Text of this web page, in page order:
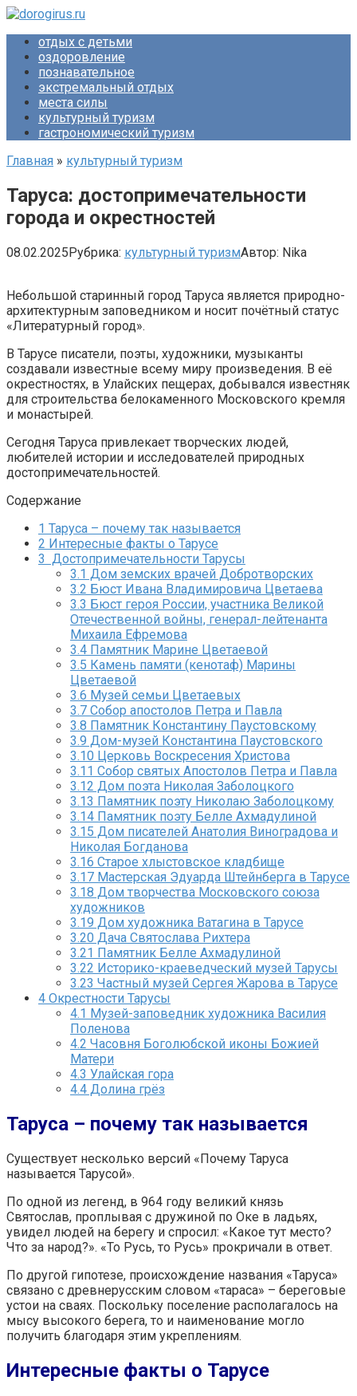
Перейти
контентуотдых с детьми
оздоровление
познавательное
экстремальный отдых
места силы
культурный туризм
гастрономический туризм
Главная » культурный туризм
Таруса: достопримечательности
города и окрестностей
08.02.2025Рубрика: культурный туризмАвтор: Nika
Небольшой старинный город Таруса является природно-
архитектурным заповедником и носит почётный статус
«Литературный город».
В Тарусе писатели, поэты, художники, музыканты
создавали известные всему миру произведения. В её
окрестностях, в Улайских пещерах, добывался известняк
для строительства белокаменного Московского кремля
и монастырей.
Сегодня Таруса привлекает творческих людей,
любителей истории и исследователей природных
достопримечательностей.
Содержание
1 Таруса – почему так называется
2 Интересные факты о Тарусе
3 Достопримечательности Тарусы
3.1 Дом земских врачей Добротворских
3.2 Бюст Ивана Владимировича Цветаева
3.3 Бюст героя России, участника Великой
Отечественной войны, генерал-лейтенанта
Михаила Ефремова
3.4 Памятник Марине Цветаевой
3.5 Камень памяти (кенотаф) Марины
Цветаевой
3.6 Музей семьи Цветаевых
3.7 Собор апостолов Петра и Павла
3.8 Памятник Константину Паустовскому
3.9 Дом-музей Константина Паустовского
3.10 Церковь Воскресения Христова
3.11 Собор святых Апостолов Петра и Павла
3.12 Дом поэта Николая Заболоцкого
3.13 Памятник поэту Николаю Заболоцкому
3.14 Памятник поэту Белле Ахмадулиной
3.15 Дом писателей Анатолия Виноградова и
Николая Богданова
3.16 Старое хлыстовское кладбище
3.17 Мастерская Эдуарда Штейнберга в Тарусе
3.18 Дом творчества Московского союза
художников
3.19 Дом художника Ватагина в Тарусе
3.20 Дача Святослава Рихтера
3.21 Памятник Белле Ахмадулиной
3.22 Историко-краеведческий музей Тарусы
3.23 Частный музей Сергея Жарова в Тарусе
4 Окрестности Тарусы
4.1 Музей-заповедник художника Василия
Поленова
4.2 Часовня Боголюбской иконы Божией
Матери
4.3 Улайская гора
4.4 Долина грёз
Таруса – почему так называется
Существует несколько версий «Почему Таруса
называется Тарусой».
По одной из легенд, в 964 году великий князь
Святослав, проплывая с дружиной по Оке в ладьях,
увидел людей на берегу и спросил: «Какое тут место?
Что за народ?». «То Русь, то Русь» прокричали в ответ.
По другой гипотезе, происхождение названия «Таруса»
связано с древнерусским словом «тараса» – береговые
устои на сваях. Поскольку поселение располагалось на
мысу высокого берега, то и наименование могло
получить благодаря этим укреплениям.
Интересные факты о Тарусе